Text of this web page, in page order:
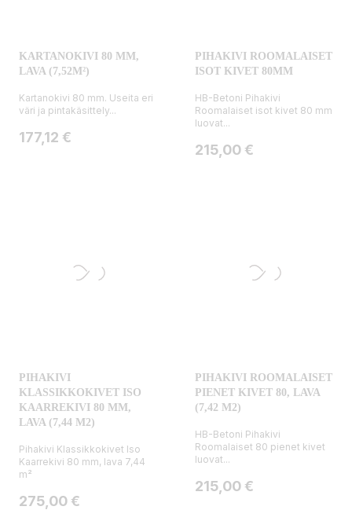
KARTANOKIVI 80 MM,
LAVA (7,52M²)
Kartanokivi 80 mm. Useita eri
väri ja pintakäsittely...
Hinta
177,12 €
PIHAKIVI ROOMALAISET
ISOT KIVET 80MM
HB-Betoni Pihakivi
Roomalaiset isot kivet 80 mm
luovat...
Hinta
215,00 €
PIHAKIVI
KLASSIKKOKIVET ISO
KAARREKIVI 80 MM,
LAVA (7,44 M2)
Pihakivi Klassikkokivet Iso
Kaarrekivi 80 mm, lava 7,44
m²
Hinta
275,00 €
PIHAKIVI ROOMALAISET
PIENET KIVET 80, LAVA
(7,42 M2)
HB-Betoni Pihakivi
Roomalaiset 80 pienet kivet
luovat...
Hinta
215,00 €